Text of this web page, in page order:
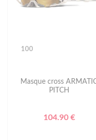
100
Masque cross
PITCH
104.90 €